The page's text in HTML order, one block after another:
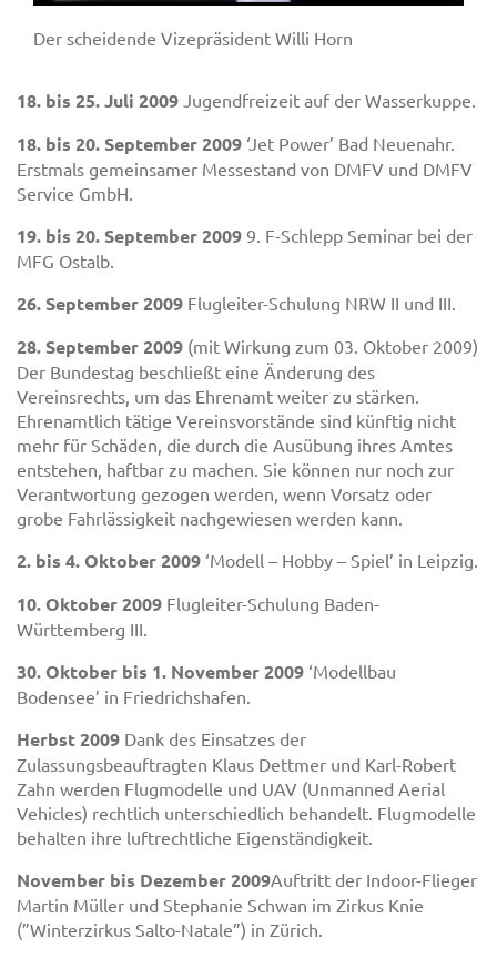
Der scheidende Vizepräsident Willi Horn
18. bis 25. Juli 2009 Jugendfreizeit auf der Wasserkuppe.
18. bis 20. September 2009 ‘Jet Power’ Bad Neuenahr.
Erstmals gemeinsamer Messestand von DMFV und DMFV
Service GmbH.
19. bis 20. September 2009 9. F-Schlepp Seminar bei der
MFG Ostalb.
26. September 2009 Flugleiter-Schulung NRW II und III.
28. September 2009 (mit Wirkung zum 03. Oktober 2009)
Der Bundestag beschließt eine Änderung des
Vereinsrechts, um das Ehrenamt weiter zu stärken.
Ehrenamtlich tätige Vereinsvorstände sind künftig nicht
mehr für Schäden, die durch die Ausübung ihres Amtes
entstehen, haftbar zu machen. Sie können nur noch zur
Verantwortung gezogen werden, wenn Vorsatz oder
grobe Fahrlässigkeit nachgewiesen werden kann.
2. bis 4. Oktober 2009 ‘Modell – Hobby – Spiel’ in Leipzig.
10. Oktober 2009 Flugleiter-Schulung Baden-
Württemberg III.
30. Oktober bis 1. November 2009 ‘Modellbau
Bodensee’ in Friedrichshafen.
Herbst 2009 Dank des Einsatzes der
Zulassungsbeauftragten Klaus Dettmer und Karl-Robert
Zahn werden Flugmodelle und UAV (Unmanned Aerial
Vehicles) rechtlich unterschiedlich behandelt. Flugmodelle
behalten ihre luftrechtliche Eigenständigkeit.
November bis Dezember 2009Auftritt der Indoor-Flieger
Martin Müller und Stephanie Schwan im Zirkus Knie
(”Winterzirkus Salto-Natale”) in Zürich.